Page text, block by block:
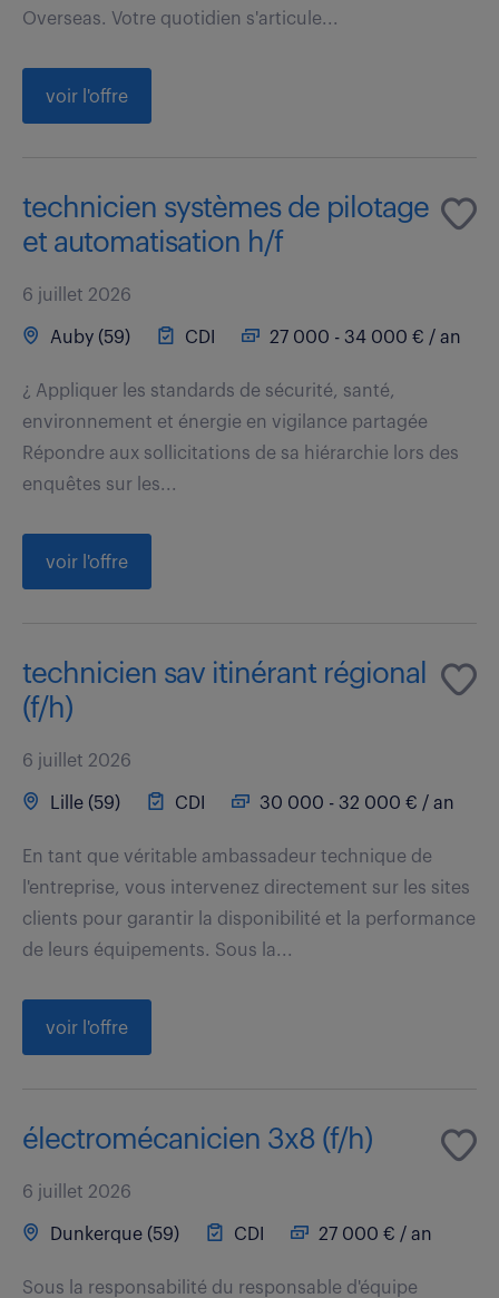
Overseas. Votre quotidien s'articule...
voir l'offre
technicien systèmes de pilotage
et automatisation h/f
6 juillet 2026
Auby (59) CDI 27 000 - 34 000 € / an
¿ Appliquer les standards de sécurité, santé,
environnement et énergie en vigilance partagée
Répondre aux sollicitations de sa hiérarchie lors des
enquêtes sur les...
voir l'offre
technicien sav itinérant régional
(f/h)
6 juillet 2026
Lille (59) CDI 30 000 - 32 000 € / an
En tant que véritable ambassadeur technique de
l'entreprise, vous intervenez directement sur les sites
clients pour garantir la disponibilité et la performance
de leurs équipements. Sous la...
voir l'offre
électromécanicien 3x8 (f/h)
6 juillet 2026
Dunkerque (59) CDI 27 000 € / an
Sous la responsabilité du responsable d'équipe